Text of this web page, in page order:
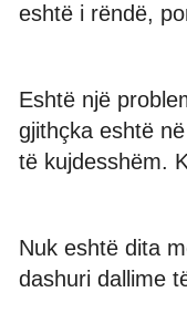
eshtë i rëndë,
Eshtë një
gjithçka eshtë
të kujdesshëm.
Nuk eshtë dita
dashuri dallime